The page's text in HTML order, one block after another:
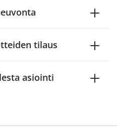
tilaus
asiointi